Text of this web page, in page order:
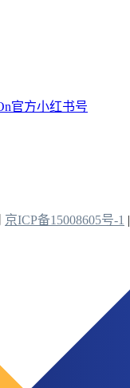
京ICP备15008605号-1 |